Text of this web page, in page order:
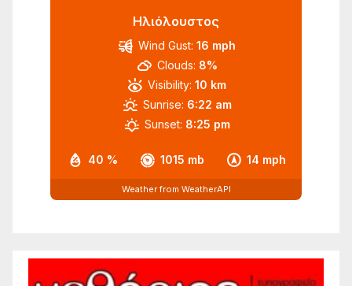
Ηλιόλουστος
40 % 1015 mb 14 mph
Wind Gust: 16 mph
Clouds: 8%
Visibility: 10 km
Sunrise: 6:22 am
Sunset: 8:25 pm
Weather from WeatherAPI